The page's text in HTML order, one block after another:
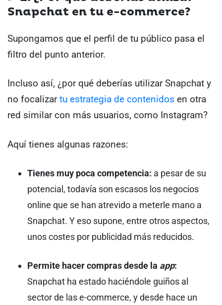
Snapchat en tu e-commerce?
Supongamos que el perfil de tu público pasa el
filtro del punto anterior.
Incluso así, ¿por qué deberías utilizar Snapchat y
no focalizartu estrategia de contenidos en otra
red similar con más usuarios, como Instagram?
Aquí tienes algunas razones:
Tienes muy poca competencia: a pesar de su
potencial, todavía son escasos los negocios
online que se han atrevido a meterle mano a
Snapchat. Y eso supone, entre otros aspectos,
unos costes por publicidad más reducidos.
Permite hacer compras desde la app:
Snapchat ha estado haciéndole guiños al
sector de las e-commerce, y desde hace un